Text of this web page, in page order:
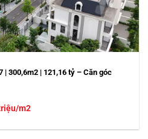
300,6m2 | 121,16 tỷ – Căn góc
m2